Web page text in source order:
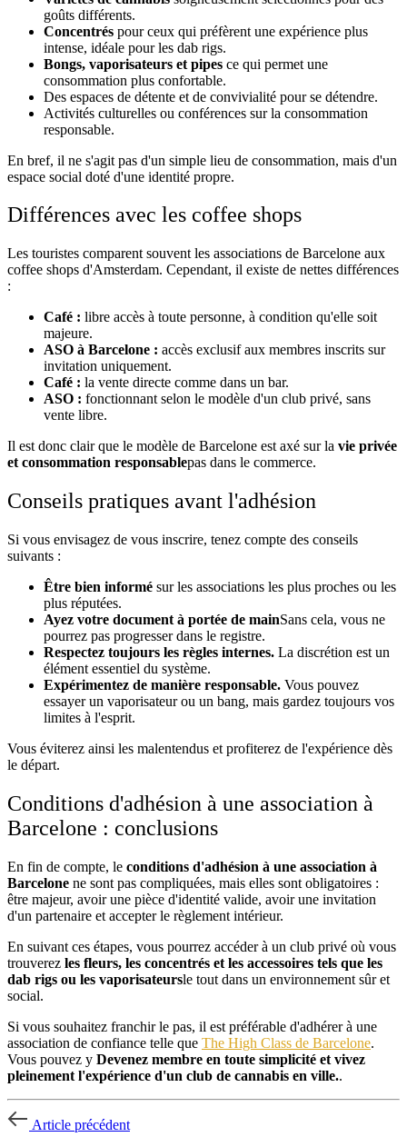
goûts différents.
Concentrés pour ceux qui préfèrent une expérience plus
intense, idéale pour les dab rigs.
Bongs, vaporisateurs et pipes ce qui permet une
consommation plus confortable.
Des espaces de détente et de convivialité pour se détendre.
Activités culturelles ou conférences sur la consommation
responsable.
En bref, il ne s'agit pas d'un simple lieu de consommation, mais d'un
espace social doté d'une identité propre.
Différences avec les coffee shops
Les touristes comparent souvent les associations de Barcelone aux
coffee shops d'Amsterdam. Cependant, il existe de nettes différences
:
Café : libre accès à toute personne, à condition qu'elle soit
majeure.
ASO à Barcelone : accès exclusif aux membres inscrits sur
invitation uniquement.
Café : la vente directe comme dans un bar.
ASO : fonctionnant selon le modèle d'un club privé, sans
vente libre.
Il est donc clair que le modèle de Barcelone est axé sur la vie privée
et consommation responsablepas dans le commerce.
Conseils pratiques avant l'adhésion
Si vous envisagez de vous inscrire, tenez compte des conseils
suivants :
Être bien informé sur les associations les plus proches ou les
plus réputées.
Ayez votre document à portée de mainSans cela, vous ne
pourrez pas progresser dans le registre.
Respectez toujours les règles internes. La discrétion est un
élément essentiel du système.
Expérimentez de manière responsable. Vous pouvez
essayer un vaporisateur ou un bang, mais gardez toujours vos
limites à l'esprit.
Vous éviterez ainsi les malentendus et profiterez de l'expérience dès
le départ.
Conditions d'adhésion à une association à
Barcelone : conclusions
En fin de compte, le conditions d'adhésion à une association à
Barcelone ne sont pas compliquées, mais elles sont obligatoires :
être majeur, avoir une pièce d'identité valide, avoir une invitation
d'un partenaire et accepter le règlement intérieur.
En suivant ces étapes, vous pourrez accéder à un club privé où vous
trouverez les fleurs, les concentrés et les accessoires tels que les
dab rigs ou les vaporisateursle tout dans un environnement sûr et
social.
Si vous souhaitez franchir le pas, il est préférable d'adhérer à une
association de confiance telle que The High Class de Barcelone.
Vous pouvez y Devenez membre en toute simplicité et vivez
pleinement l'expérience d'un club de cannabis en ville..
Article précédent